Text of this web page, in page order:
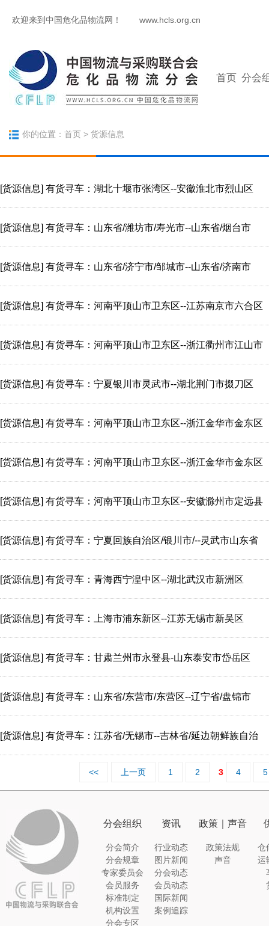
欢迎来到中国危化品物流网！ www.hcls.org.cn
首页 分会
你的位置： 首页 > 货源信息
[货源信息] 有货寻车：湖北十堰市张湾区--安徽淮北市烈山区
[货源信息] 有货寻车：山东省/潍坊市/寿光市--山东省/烟台市
[货源信息] 有货寻车：山东省/济宁市/邹城市--山东省/济南市
[货源信息] 有货寻车：河南平顶山市卫东区--江苏南京市六合区
[货源信息] 有货寻车：河南平顶山市卫东区--浙江衢州市江山市
[货源信息] 有货寻车：宁夏银川市灵武市--湖北荆门市掇刀区
[货源信息] 有货寻车：河南平顶山市卫东区--浙江金华市金东区
[货源信息] 有货寻车：河南平顶山市卫东区--浙江金华市金东区
[货源信息] 有货寻车：河南平顶山市卫东区--安徽滁州市定远县
[货源信息] 有货寻车：宁夏回族自治区/银川市/--灵武市山东省
[货源信息] 有货寻车：青海西宁湟中区--湖北武汉市新洲区
[货源信息] 有货寻车：上海市浦东新区--江苏无锡市新吴区
[货源信息] 有货寻车：甘肃兰州市永登县-山东泰安市岱岳区
[货源信息] 有货寻车：山东省/东营市/东营区--辽宁省/盘锦市
[货源信息] 有货寻车：江苏省/无锡市--吉林省/延边朝鲜族自治
<< 上一页 1 2 3 4 5
分会组织
分会简介
分会规章
专家委员会
会员服务
标准制定
机构设置
分会专区
资讯
行业动态
图片新闻
分会动态
会员动态
国际新闻
案例追踪
政策｜声音
政策法规
声音
仓
运